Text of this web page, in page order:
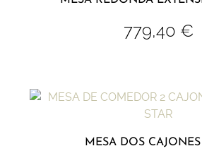
779,40 €
MESA DOS CAJONES